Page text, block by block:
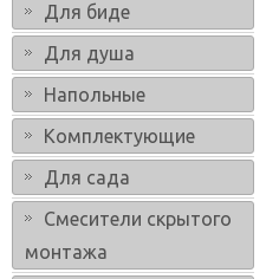
Для биде
Для душа
Напольные
Комплектующие
Для сада
Смесители скрытого
монтажа